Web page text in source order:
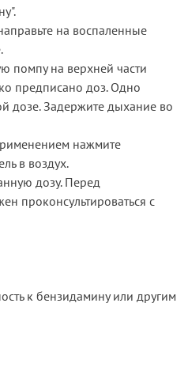
на воспаленные
помпу на верхней части
предписано доз. Одно
дозе. Задержите дыхание во
нажмите
в воздух.
дозу. Перед
проконсультироваться с
к бензидамину или другим